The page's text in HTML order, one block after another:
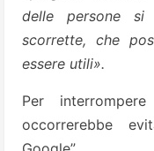
delle persone si
scorrette, che
essere utili».
Per
occorrerebbe